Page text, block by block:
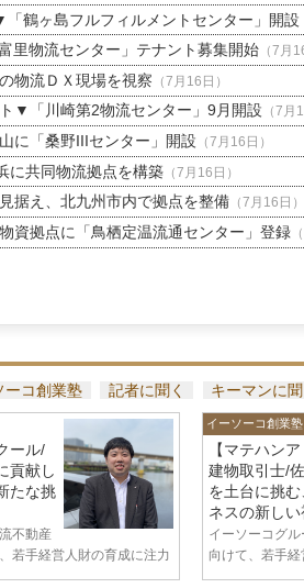
鶴ヶ島フルフィルメントセンター」開設
里物流センター」テナント募集開始（7月
物流ＤＸ現場を視察 （7月16日）
▼「川崎第2物流センター」9月開設 （7月
に「桑野IIIセンター」開設 （7月16日）
に共同物流拠点を構築（7月16日）
据え、北九州市内で拠点を整備（7月16日）
資拠点に「鳥栖定温流通センター」登録
ーコ創業塾 記者に聞く キーマンに
ール/
貢献し
たな挑
不動産
若手経営人財の育成に注力
イーソーコ創業塾
【マテハン
建物取引士/
を土台に挑
ネスの新し
イーソーコグ
向けて、若手